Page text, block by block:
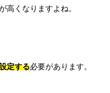
高くなりますよね。
定する必要があります。